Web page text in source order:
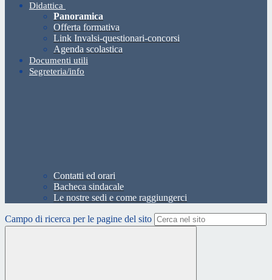
Didattica
Panoramica
Offerta formativa
Link Invalsi-questionari-concorsi
Agenda scolastica
Documenti utili
Segreteria/info
Contatti ed orari
Bacheca sindacale
Le nostre sedi e come raggiungerci
Campo di ricerca per le pagine del sito